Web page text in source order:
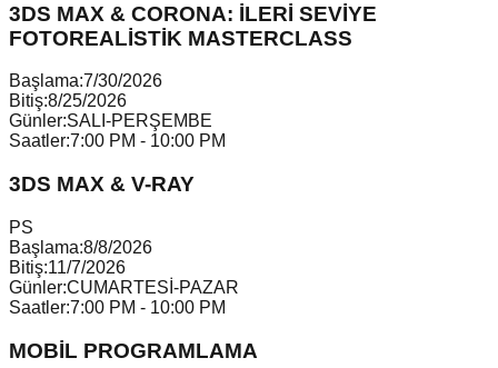
3DS MAX & CORONA: İLERİ SEVİYE
FOTOREALİSTİK MASTERCLASS
Başlama:7/30/2026
Bitiş:8/25/2026
Günler:SALI-PERŞEMBE
Saatler:7:00 PM - 10:00 PM
3DS MAX & V-RAY
PS
Başlama:8/8/2026
Bitiş:11/7/2026
Günler:CUMARTESİ-PAZAR
Saatler:7:00 PM - 10:00 PM
MOBİL PROGRAMLAMA